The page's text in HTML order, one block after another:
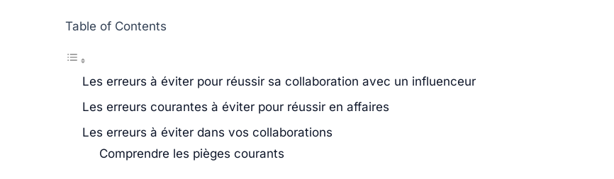
Table of Contents
Les erreurs à éviter pour réussir sa collaboration avec un influenceur
Les erreurs courantes à éviter pour réussir en affaires
Les erreurs à éviter dans vos collaborations
Comprendre les pièges courants